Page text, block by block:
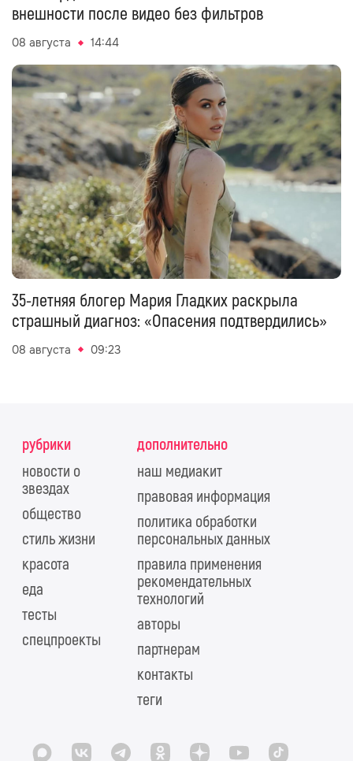
внешности после видео без фильтров
08 августа 14:44
35-летняя блогер Мария Гладких раскрыла
страшный диагноз: «Опасения подтвердились»
08 августа 09:23
рубрики
новости о
звездах
общество
стиль жизни
красота
еда
тесты
спецпроекты
дополнительно
наш медиакит
правовая информация
политика обработки
персональных данных
правила применения
рекомендательных
технологий
авторы
партнерам
контакты
теги